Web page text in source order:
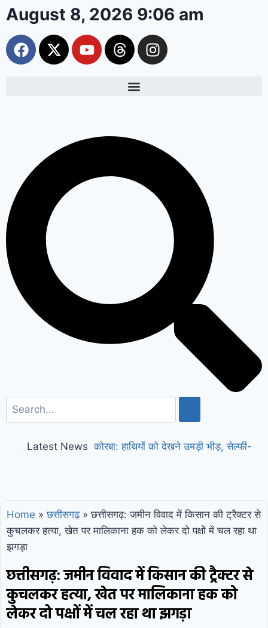
August 8, 2026 9:06 am
Latest News कोरबा: हाथियों को देखने उमड़ी भीड़, सेल्फी-
पदस्थापना, राज्य सरकार ने जारी किया आदेश
उठाए सवाल, कहा- ‘ये कार-स्कूटर खराब कर
रहा; दाल में काला नहीं, पूरी दाल ही काली’
जांजगीर: अज्ञात वाहन ने बाइक सवारों को रौंदा,
Home » छत्तीसगढ़ » छत्तीसगढ़: जमीन विवाद में किसान की ट्रैक्टर से
कुचलकर हत्या, खेत पर मालिकाना हक को लेकर दो पक्षों में चल रहा था
झगड़ा
छत्तीसगढ़: जमीन विवाद में किसान की ट्रैक्टर से
कुचलकर हत्या, खेत पर मालिकाना हक को
लेकर दो पक्षों में चल रहा था झगड़ा